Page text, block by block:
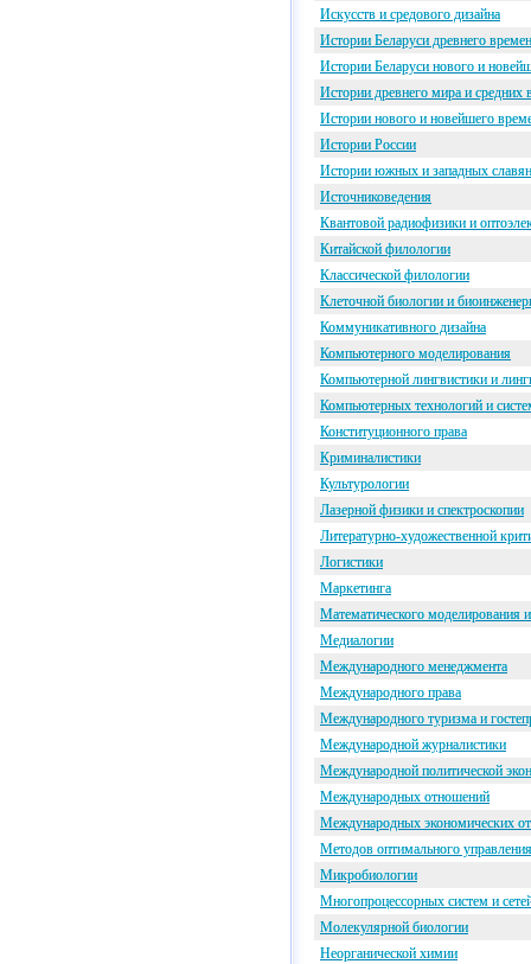
Искусств и средового дизайна
Истории Беларуси древнего
Истории Беларуси нового и
Истории древнего мира и средних
Истории нового и новейшего
Истории России
Истории южных и западных славян
Источниковедения
Квантовой радиофизики и
Китайской филологии
Классической филологии
Клеточной биологии и
Коммуникативного дизайна
Компьютерного моделирования
Компьютерной лингвистики и
Компьютерных технологий и
Конституционного права
Криминалистики
Культурологии
Лазерной физики и спектроскопии
Литературно-художественной
Логистики
Маркетинга
Математического моделирования
Медиалогии
Международного менеджмента
Международного права
Международного туризма и
Международной журналистики
Международной политической
Международных отношений
Международных экономических
Методов оптимального управления
Микробиологии
Многопроцессорных систем и
Молекулярной биологии
Неорганической химии